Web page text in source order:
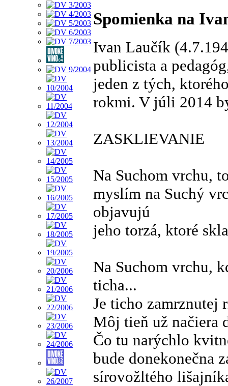
Spomienka na
Ivan Laučík
publicista a
jeden z tých,
rokmi. V júli 2014
ZASKLIEVANIE
Na Suchom vrchu,
myslím na Suchý
objavujú
jeho torzá, ktoré
Na Suchom vrchu,
ticha...
Je ticho zamrznutej
Môj tieň už načiera
Čo tu narýchlo
bude donekonečna
sírovožltého